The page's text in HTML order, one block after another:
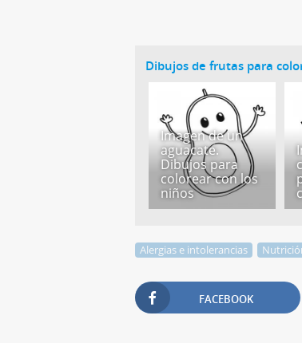
Dibujos de frutas para
Imagen de un
aguacate.
Dibujos para
colorear con los
niños
Alergias e intolerancias
FACEBOOK